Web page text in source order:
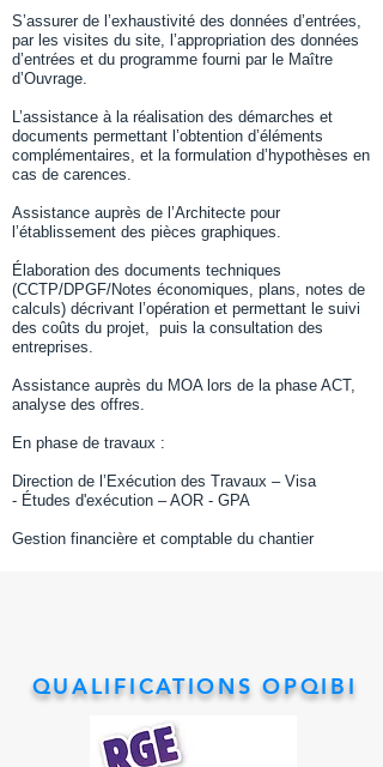
S’assurer de l’exhaustivité des données d’entrées,
par les visites du site, l’appropriation des données
d’entrées et du programme fourni par le Maître
d’Ouvrage.
L’assistance à la réalisation des démarches et
documents permettant l’obtention d’éléments
complémentaires, et la formulation d’hypothèses en
cas de carences.
Assistance auprès de l’Architecte pour
l’établissement des pièces graphiques.
Élaboration des documents techniques
(CCTP/DPGF/Notes économiques, plans, notes de
calculs) décrivant l’opération et permettant le suivi
des coûts du projet, puis la consultation des
entreprises.
Assistance auprès du MOA lors de la phase ACT,
analyse des offres.
En phase de travaux :
Direction de l’Exécution des Travaux – Visa
- Études d'exécution – AOR - GPA
Gestion financière et comptable du chantier
QUALIFICATIONS OPQIBI